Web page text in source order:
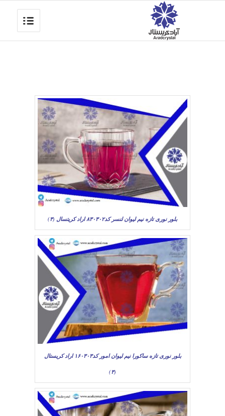
بلور نوری تازه نیم لیوان لنسر کد۸۳۰۳۰۲ اراد کریتسال (۳)
بلور نوری تازه ساکورا نیم لیوان امور کد۱۶۰۳۰۳ اراد کریستال
(۳)